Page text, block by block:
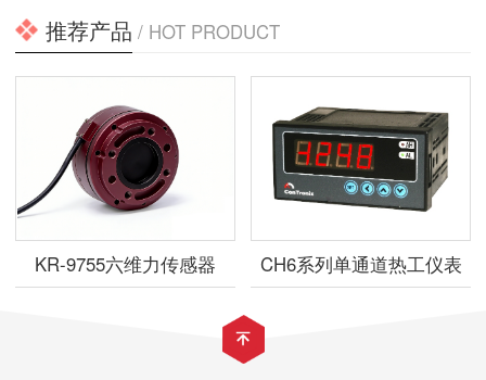
推荐产品 / HOT PRODUCT
KR-9755六维力传感器 CH6系列单通道热工仪表